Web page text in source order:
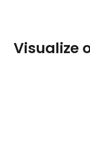
Visualize